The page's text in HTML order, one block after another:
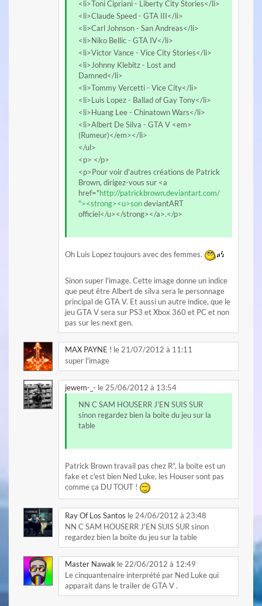
<li>Toni Cipriani - Liberty City Stories</li>
<li>Claude Speed - GTA III</li>
<li>Carl Johnson - San Andreas</li>
<li>Niko Bellic - GTA IV</li>
<li>Victor Vance - Vice City Stories</li>
<li>Johnny Klebitz - Lost and
Damned</li>
<li>Tommy Vercetti - Vice City</li>
<li>Luis Lopez - Ballad of Gay Tony</li>
<li>Huang Lee - Chinatown Wars</li>
<li>Albert De Silva - GTA V <em>
(Rumeur)</em></li>
</ul>
<p> </p>
<p>Pour voir d'autres créations de Patrick
Brown, dirigez-vous sur <a
href="http://patrickbrown.deviantart.com/
"><strong><u>sondeviantART
officiel</u></strong></a>.</p>
Oh Luis Lopez toujours avec des femmes.
Sinon super l'image. Cette image donne un indice
que peut être Albert de silva sera le personnage
principal de GTA V. Et aussi un autre indice, que le
jeu GTA V sera sur PS3 et Xbox 360 et PC et non
pas sur les next gen.
MAX PAYNE ! le 21/07/2012 à 11:11
super l'image
jewem-_- le 25/06/2012 à 13:54
NN C SAM HOUSERR J'EN SUIS SUR
sinon regardez bien la boite du jeu sur la
table
Patrick Brown travail pas chez R*, la boite est un
fake et c'est bien Ned Luke, les Houser sont pas
comme ça DU TOUT !
Ray Of Los Santos le 24/06/2012 à 23:48
NN C SAM HOUSERR J'EN SUIS SUR sinon
regardez bien la boite du jeu sur la table
Master Nawak le 22/06/2012 à 12:49
Le cinquantenaire interprété par Ned Luke qui
apparait dans le trailer de GTA V .